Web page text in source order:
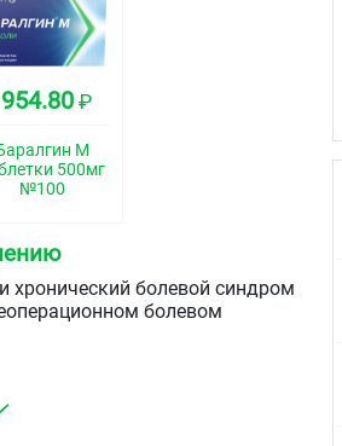
954.80₽
М
500мг
№100
хронический болевой синдром
болевом
состояниях, где
к другим методам лечения.